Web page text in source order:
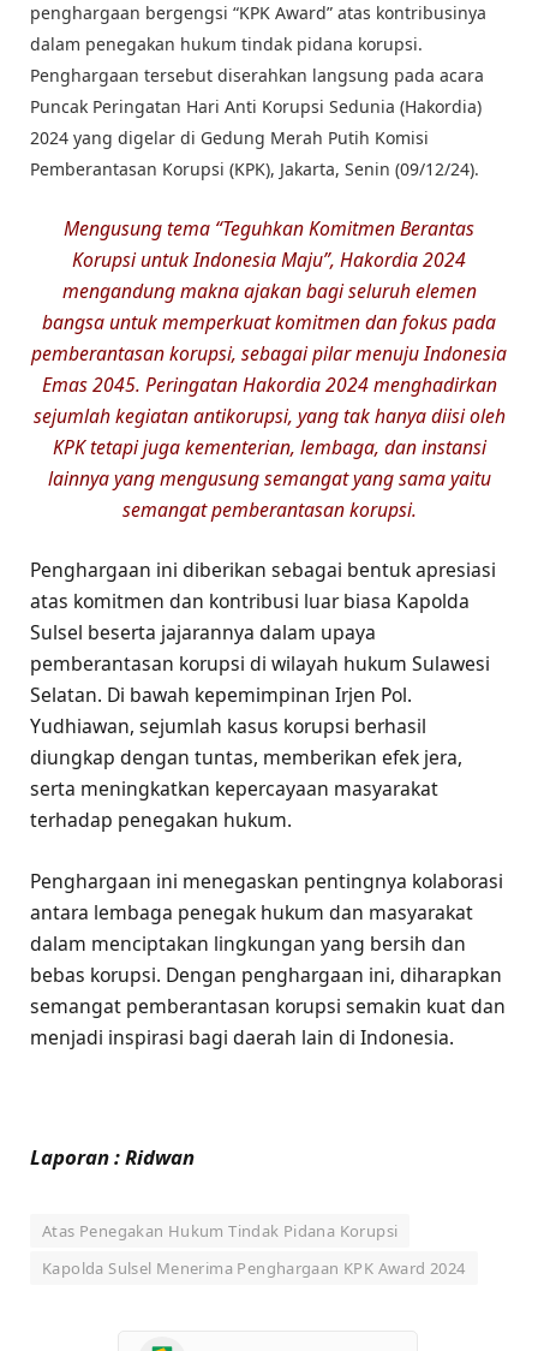
penghargaan bergengsi “KPK Award” atas kontribusinya
dalam penegakan hukum tindak pidana korupsi.
Penghargaan tersebut diserahkan langsung pada acara
Puncak Peringatan Hari Anti Korupsi Sedunia (Hakordia)
2024 yang digelar di Gedung Merah Putih Komisi
Pemberantasan Korupsi (KPK), Jakarta, Senin (09/12/24).
Mengusung tema “Teguhkan Komitmen Berantas
Korupsi untuk Indonesia Maju”, Hakordia 2024
mengandung makna ajakan bagi seluruh elemen
bangsa untuk memperkuat komitmen dan fokus pada
pemberantasan korupsi, sebagai pilar menuju Indonesia
Emas 2045. Peringatan Hakordia 2024 menghadirkan
sejumlah kegiatan antikorupsi, yang tak hanya diisi oleh
KPK tetapi juga kementerian, lembaga, dan instansi
lainnya yang mengusung semangat yang sama yaitu
semangat pemberantasan korupsi.
Penghargaan ini diberikan sebagai bentuk apresiasi
atas komitmen dan kontribusi luar biasa Kapolda
Sulsel beserta jajarannya dalam upaya
pemberantasan korupsi di wilayah hukum Sulawesi
Selatan. Di bawah kepemimpinan Irjen Pol.
Yudhiawan, sejumlah kasus korupsi berhasil
diungkap dengan tuntas, memberikan efek jera,
serta meningkatkan kepercayaan masyarakat
terhadap penegakan hukum.
Penghargaan ini menegaskan pentingnya kolaborasi
antara lembaga penegak hukum dan masyarakat
dalam menciptakan lingkungan yang bersih dan
bebas korupsi. Dengan penghargaan ini, diharapkan
semangat pemberantasan korupsi semakin kuat dan
menjadi inspirasi bagi daerah lain di Indonesia.
Laporan : Ridwan
Atas Penegakan Hukum Tindak Pidana Korupsi
Kapolda Sulsel Menerima Penghargaan KPK Award 2024